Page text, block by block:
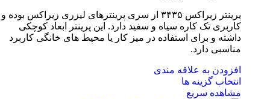
پرینتر زیراکس ۳۴۳۵ از سری پرینترهای لیزری زیراکس بوده و
کاربری تک کاره سیاه و سفید دارد. این پرینتر ابعاد کوچکی
داشته و برای استفاده در میز کار یا محیط های خانگی کاربرد
مناسبی دارد.
افزودن به علاقه مندی
انتخاب گزینه ها
مشاهده سریع